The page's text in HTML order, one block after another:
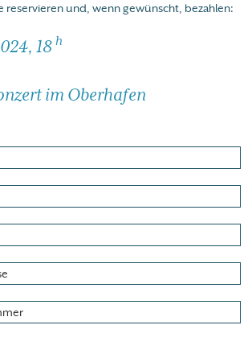
reservieren und, wenn gewünscht, bezahlen:
18 h
im Oberhafen